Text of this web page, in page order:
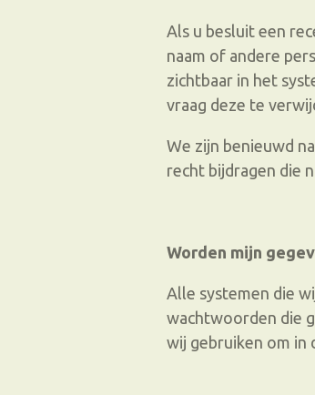
Als u besluit een
naam of andere
zichtbaar in het
vraag deze te
We zijn benieuwd
recht bijdragen die
Worden mijn
Alle systemen die
wachtwoorden die
wij gebruiken om in